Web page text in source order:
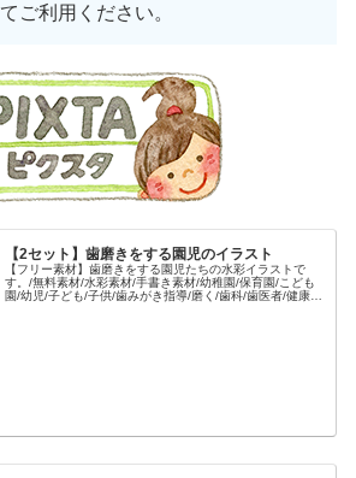
てご利用ください。
【2セット】歯磨きをする園児のイラスト
【フリー素材】歯磨きをする園児たちの水彩イラストで
す。/無料素材/水彩素材/手書き素材/幼稚園/保育園/こども
園/幼児/子ども/子供/歯みがき指導/磨く/歯科/歯医者/健康/